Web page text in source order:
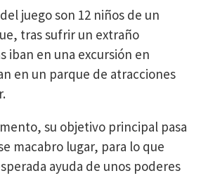
juego son 12 niños de un
tras sufrir un extraño
iban en una excursión en
en un parque de atracciones
su objetivo principal pasa
macabro lugar, para lo que
ayuda de unos poderes